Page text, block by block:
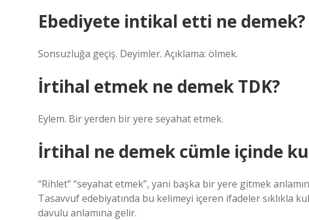
Ebediyete intikal etti ne demek?
Sonsuzluğa geçiş. Deyimler. Açıklama: ölmek.
İrtihal etmek ne demek TDK?
Eylem. Bir yerden bir yere seyahat etmek.
İrtihal ne demek cümle içinde
“Rihlet” “seyahat etmek”, yani başka bir yere gitmek
Tasavvuf edebiyatında bu kelimeyi içeren ifadeler sıklıkla
davulu anlamına gelir.